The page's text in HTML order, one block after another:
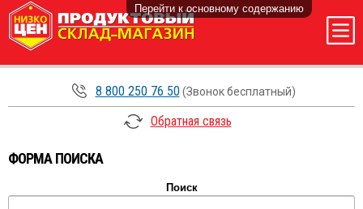
Перейти к основному содержанию
8 800 250 76 50 (Звонок бесплатный)
Обратная связь
ФОРМА ПОИСКА
Поиск